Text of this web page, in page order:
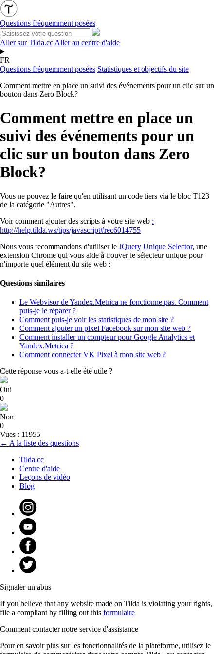
Questions fréquemment posées
Aller sur Tilda.cc Aller au centre d'aide
FR
Questions fréquemment posées Statistiques et objectifs du site
Comment mettre en place un suivi des événements pour un clic sur un
bouton dans Zero Block?
Comment mettre en place un
suivi des événements pour un
clic sur un bouton dans Zero
Block?
Vous ne pouvez le faire qu'en utilisant un code tiers via le bloc T123
de la catégorie "Autres".
Voir comment ajouter des scripts à votre site web :
http://help.tilda.ws/tips/javascript#rec6014755
Nous vous recommandons d'utiliser le JQuery Unique Selector, une
extension Chrome qui vous aide à trouver le sélecteur unique pour
n'importe quel élément du site web :
Questions similaires
Le Webvisor de Yandex.Metrica ne fonctionne pas. Comment
puis-je le réparer ?
Comment puis-je voir les statistiques de mon site ?
Comment ajouter un pixel Facebook sur mon site web ?
Comment installer un compteur pour Google Analytics et
Yandex.Metrica ?
Comment connecter VK Pixel à mon site web ?
Cette réponse vous a-t-elle été utile ?
Oui
0
Non
0
Vues : 11955
← A la liste des questions
Tilda.cc
Centre d'aide
Leçons de vidéo
Blog
Signaler un abus
If you believe that any website made on Tilda is violating your rights,
file a compliant by filling out this formulaire
Comment contacter notre service d'assistance
Pour en savoir plus sur les fonctionnalités de la plateforme, utilisez le